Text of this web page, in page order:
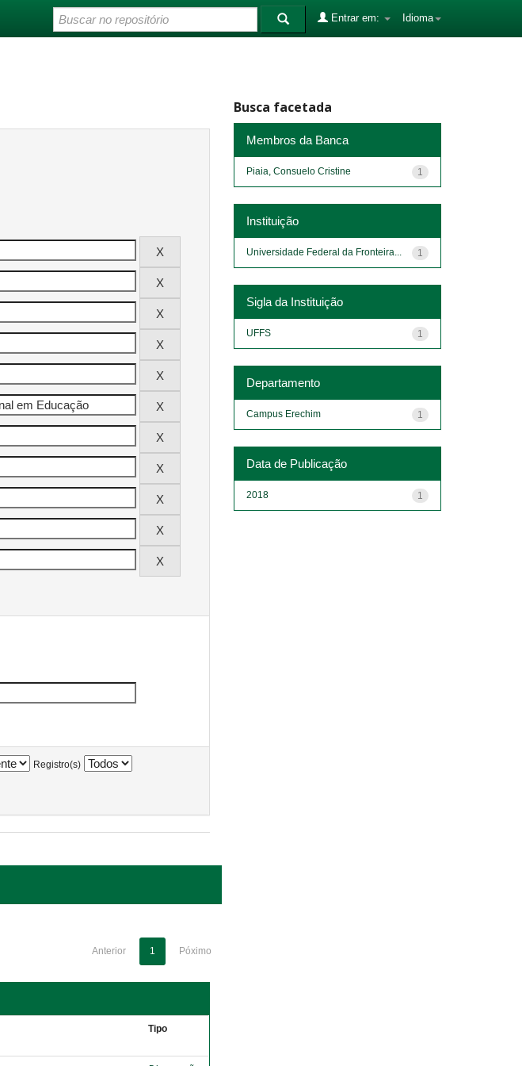
Idioma
Entrar em:
Registro(s)
Anterior 1 Póximo
Tipo
Busca facetada
Membros da Banca
1
Piaia, Consuelo Cristine
Instituição
1
Universidade Federal da Fronteira...
Sigla da Instituição
1
UFFS
Departamento
1
Campus Erechim
Data de Publicação
1
2018